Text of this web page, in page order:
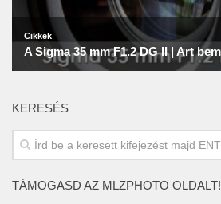
KERESÉS
TÁMOGASD AZ MLZPHOTO OLDALT!